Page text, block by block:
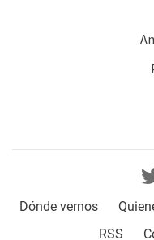
Dónde vernos
RSS